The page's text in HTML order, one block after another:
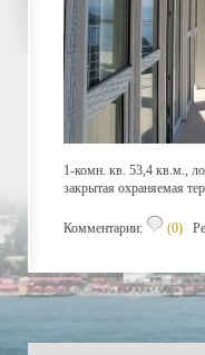
1-комн. кв. 53,4 кв.м.,
закрытая охраняемая
Комментарии: (0)